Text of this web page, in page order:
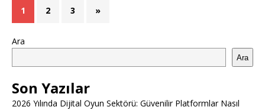
1 2 3 »
Ara
Ara
Son Yazılar
2026 Yılında Dijital Oyun Sektörü: Güvenilir Platformlar Nasıl